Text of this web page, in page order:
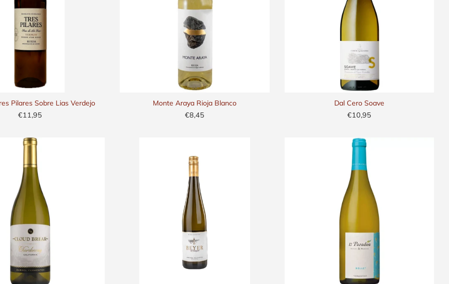
Pilares Sobre Lias Verdejo
€11,95
Monte Araya Rioja Blanco
€8,45
Dal Cero Soave
€10,95